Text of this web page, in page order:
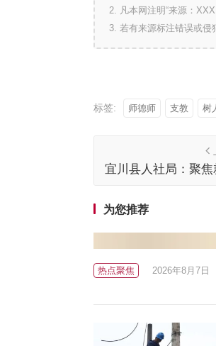
2. 凡本网注明“来源：
3. 若有来源标注错误或侵
标签: 师德师 支教 树
宜川县人社局：聚
为您推荐
热点聚焦 2026年8月7日